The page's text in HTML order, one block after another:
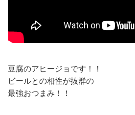
豆腐のアヒージョです！！
ビールとの相性が抜群の
最強おつまみ！！